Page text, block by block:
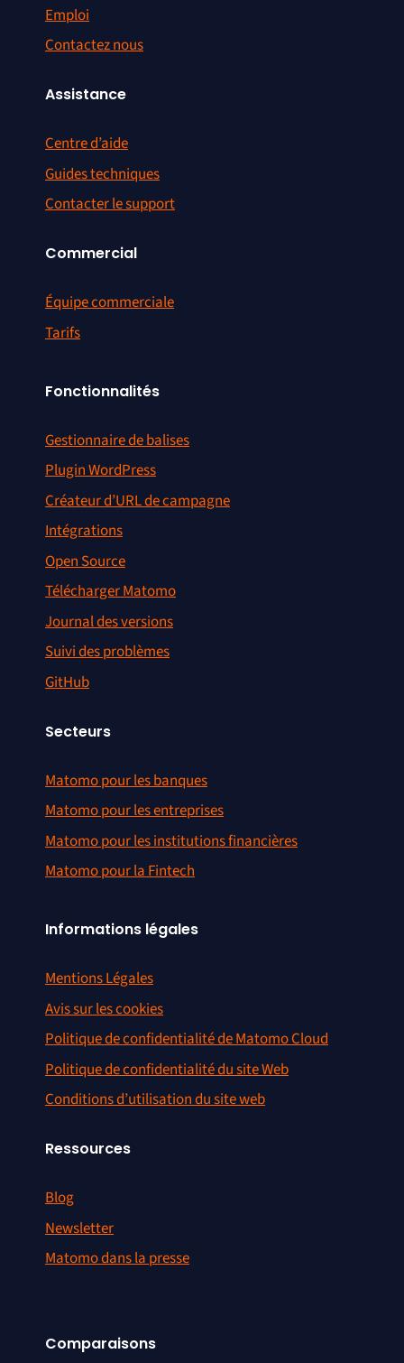
Emploi
Contactez nous
Assistance
Centre d’aide
Guides techniques
Contacter le support
Commercial
Équipe commerciale
Tarifs
Fonctionnalités
Gestionnaire de balises
Plugin WordPress
Créateur d’URL de campagne
Intégrations
Open Source
Télécharger Matomo
Journal des versions
Suivi des problèmes
GitHub
Secteurs
Matomo pour les banques
Matomo pour les entreprises
Matomo pour les institutions financières
Matomo pour la Fintech
Informations légales
Mentions Légales
Avis sur les cookies
Politique de confidentialité de Matomo Cloud
Politique de confidentialité du site Web
Conditions d’utilisation du site web
Ressources
Blog
Newsletter
Matomo dans la presse
Comparaisons